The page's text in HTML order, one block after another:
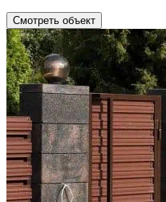
Смотреть объект